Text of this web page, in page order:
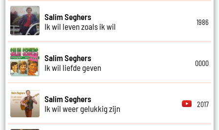
Salim Seghers
Ik wil leven zoals ik wil
1986
Salim Seghers
Ik wil liefde geven
0000
Salim Seghers
Ik wil weer gelukkig zijn
2017